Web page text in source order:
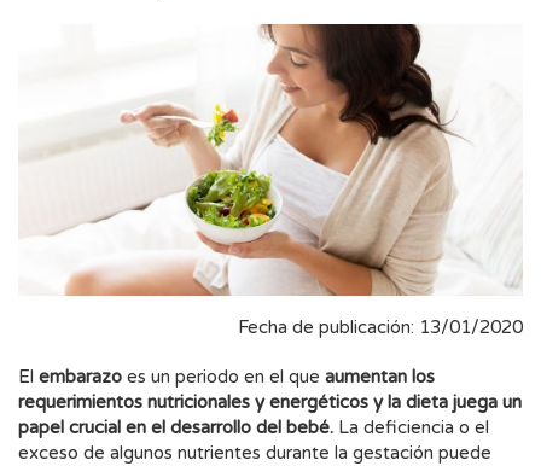
Fecha de publicación: 13/01/2020
El embarazo es un periodo en el que aumentan los
requerimientos nutricionales y energéticos y la dieta juega un
papel crucial en el desarrollo del bebé.
exceso de algunos nutrientes durante la gestación puede